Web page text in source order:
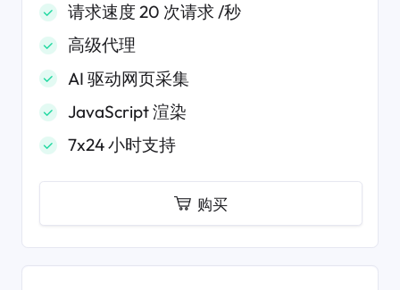
请求速度 20 次请求 /秒
高级代理
AI 驱动网页采集
JavaScript 渲染
7x24 小时支持
购买